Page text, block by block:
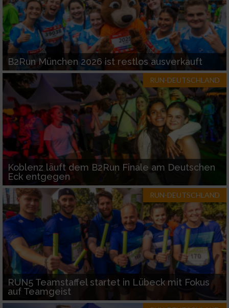
B2Run München 2026 ist restlos ausverkauft
RUN-DEUTSCHLAND
Koblenz läuft dem B2Run Finale am Deutschen
Eck entgegen
RUN-DEUTSCHLAND
RUN5 Teamstaffel startet in Lübeck mit Fokus
auf Teamgeist